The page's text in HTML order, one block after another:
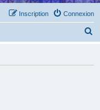
Connexion
Inscription